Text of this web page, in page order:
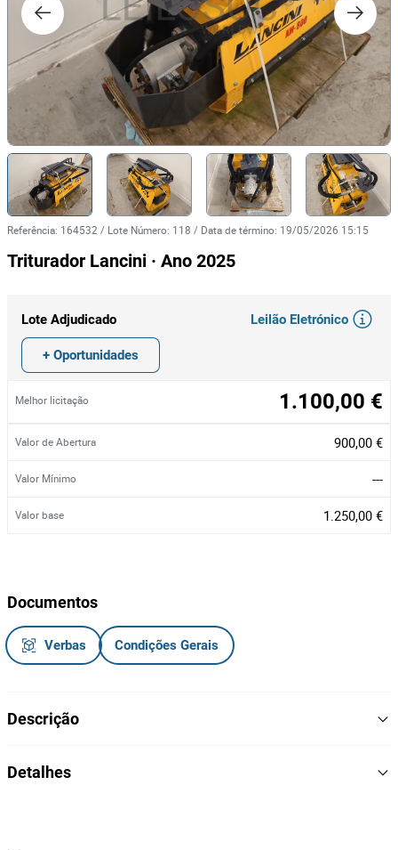
Referência: 164532 / Lote Número: 118 / Data de término: 19/05/2026 15:15
Triturador Lancini · Ano 2025
Lote Adjudicado Leilão Eletrónico
+ Oportunidades
Melhor licitação 1.100,00 €
Valor de Abertura 900,00 €
Valor Mínimo ---
Valor base 1.250,00 €
Documentos
Verbas Condições Gerais
Descrição
Marca: Lancini
Detalhes